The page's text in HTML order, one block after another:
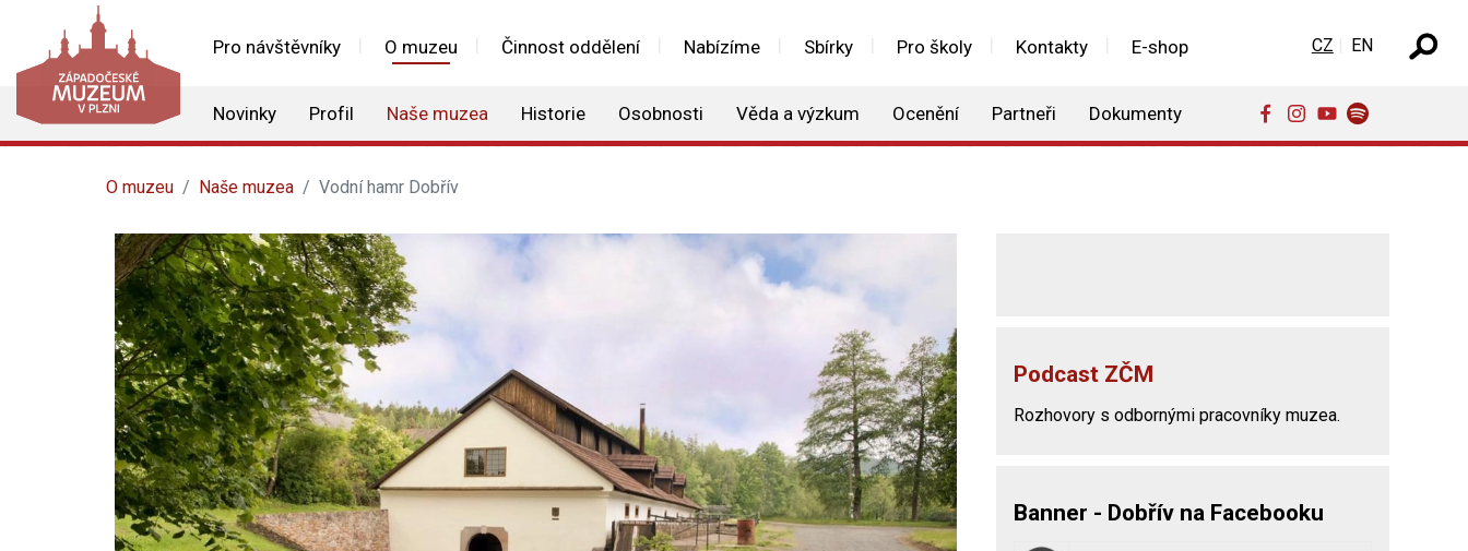
Pro návštěvníky O muzeu Činnost oddělení Nabízíme Sbírky Pro školy Kontakty E-shop
Novinky Profil Naše muzea Historie Osobnosti Věda a výzkum Ocenění Partneři Dokumenty
Zvolte jazyk
CZ EN
O muzeu Naše muzea Vodní hamr Dobřív
Podcast ZČM
Rozhovory s odbornými pracovníky muzea.
Banner - Dobřív na Facebooku